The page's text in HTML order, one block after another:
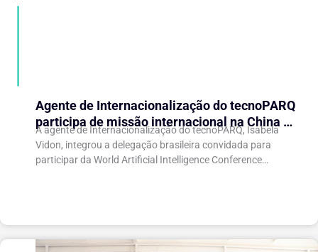
Agente de Internacionalização do tecnoPARQ
participa de missão internacional na China e
fortalece conexões com o ecossistema de
inovação
A agente de Internacionalização do tecnoPARQ, Isabela
Vidon, integrou a delegação brasileira convidada para
participar da World Artificial Intelligence Conference